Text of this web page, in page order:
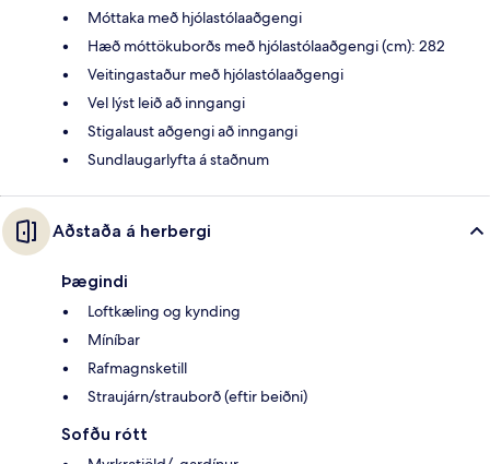
Móttaka með hjólastólaaðgengi
Hæð móttökuborðs með hjólastólaaðgengi (cm): 282
Veitingastaður með hjólastólaaðgengi
Vel lýst leið að inngangi
Stigalaust aðgengi að inngangi
Sundlaugarlyfta á staðnum
Aðstaða á herbergi
Þægindi
Loftkæling og kynding
Míníbar
Rafmagnsketill
Straujárn/strauborð (eftir beiðni)
Sofðu rótt